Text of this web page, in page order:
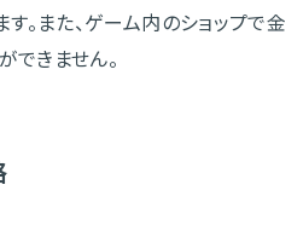
。また、ゲーム内のショップで金
できません。